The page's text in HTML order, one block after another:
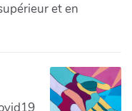
et en